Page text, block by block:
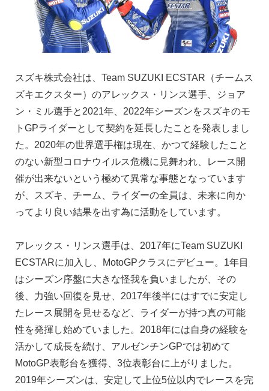
スズキ株式会社は、Team SUZUKI ECSTAR（チームス
ズキエクスター）のアレックス・リンス選手、ジョア
ン・ミル選手と2021年、2022年シーズンをスズキのモ
トGPライダーとして契約を延長したことを発表しまし
た。2020年の世界選手権は現在、かつて経験したこと
のない新型コロナウイルス危機に見舞われ、レース開
催が出来ないという極めて異常な事態となっています
が、スズキ、チーム、ライダーの全員は、未来に向か
ってより良い結果を出す為に活動をしています。
アレックス・リンス選手は、2017年にTeam SUZUKI
ECSTARに加入し、MotoGPクラスにデビュー。1年目
はシーズン序盤に大きな怪我を負いましたが、その
後、力強い回復を見せ、2017年後半にはすでに安定し
たレース展開を見せるなど、ライダーが持つ真の可能
性を発揮し始めていました。2018年には自身の経験を
活かして成長を続け、アルゼンチンGPでは初めて
MotoGP表彰台を獲得、3位表彰台に上がりました。
2019年シーズンは、安定して上位5位以内でレースを完